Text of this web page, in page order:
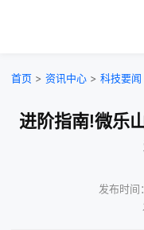
首页 > 资讯中心 > 科技要闻
进阶指南!微乐
发布时